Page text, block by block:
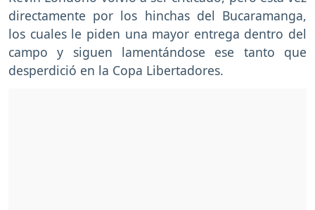
directamente por los hinchas del Bucaramanga,
los cuales le piden una mayor entrega dentro del
campo y siguen lamentándose ese tanto que
desperdició en la Copa Libertadores.